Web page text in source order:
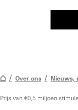
Over ons Nieuws,
Prijs van €0,5 miljoen